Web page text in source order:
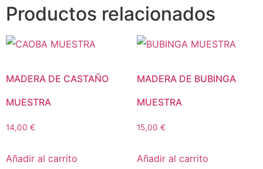
Productos relacionados
MADERA DE CASTAÑO
MUESTRA
14,00 €
Añadir al carrito
MADERA DE BUBINGA
MUESTRA
15,00 €
Añadir al carrito